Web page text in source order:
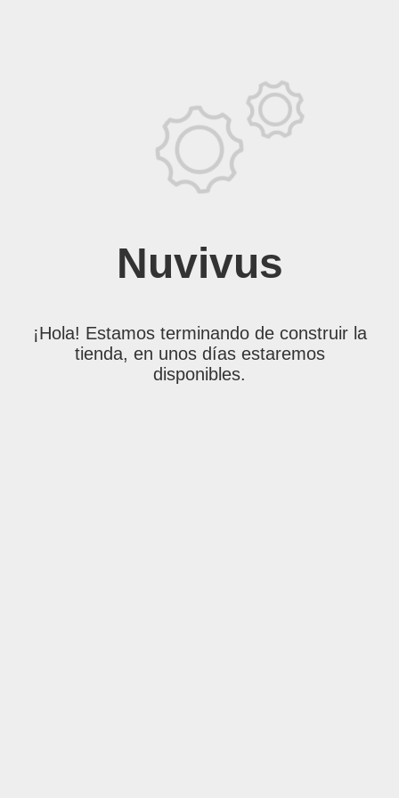
Nuvivus
¡Hola! Estamos terminando de construir la
tienda, en unos días estaremos
disponibles.